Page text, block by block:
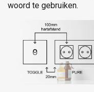
woord te gebruiken.